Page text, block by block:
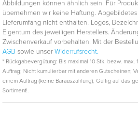
Abbildungen können ähnlich sein. Für
übernehmen wir keine Haftung.
Lieferumfang nicht enthalten. Logos,
Eigentum des jeweiligen Herstellers.
Zwischenverkauf vorbehalten. Mit der
AGB sowie unser Widerrufsrecht.
* Rückgabevergütung: Bis maximal 10 Stk. bezw.
Auftrag; Nicht kumulierbar mit anderen Gutscheinen;
einem Auftrag (keine Barauszahlung); Gültig auf das
Sortiment!.